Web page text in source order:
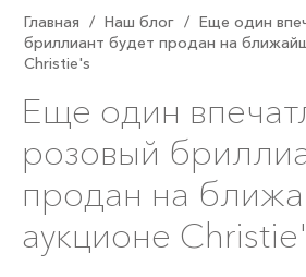
Главная / Наш блог / Еще один
бриллиант будет продан на
Christie's
Еще один
розовый
продан на
аукционе